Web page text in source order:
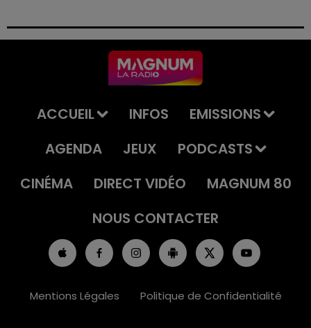
permis et la confiscation de son véhicule.
ACCUEIL INFOS
EMISSIONS
AGENDA
JEUX
PODCASTS
CINÉMA
DIRECT VIDÉO
MAGNUM 80
NOUS CONTACTER
Mentions Légales Politique de Confidentialité